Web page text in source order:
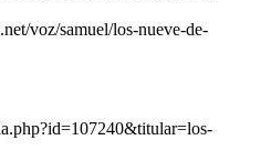
voz/samuel/los-nueve-de-